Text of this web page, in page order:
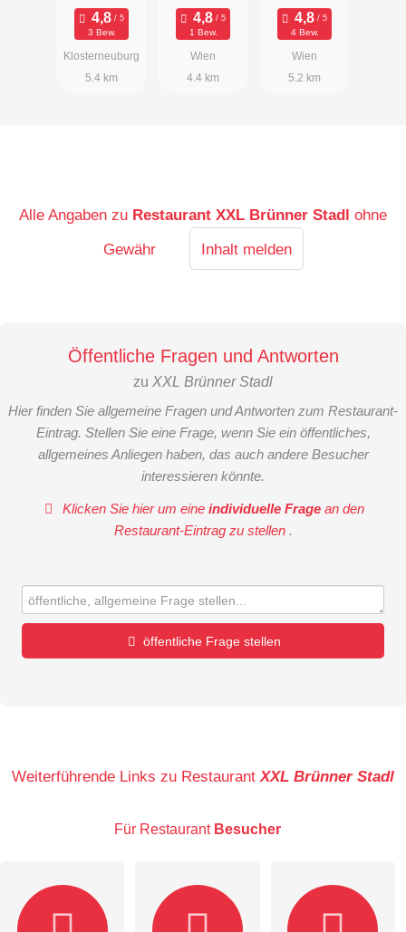
3 Bew.
Klosterneuburg
5.4 km
1 Bew.
Wien
4.4 km
4 Bew.
Wien
5.2 km
Alle Angaben zu Restaurant XXL Brünner Stadl ohne
Gewähr
Inhalt melden
Öffentliche Fragen und Antworten
zu XXL Brünner Stadl
Hier finden Sie allgemeine Fragen und Antworten zum Restaurant-
Eintrag. Stellen Sie eine Frage, wenn Sie ein öffentliches,
allgemeines Anliegen haben, das auch andere Besucher
interessieren könnte.
Klicken Sie hier um eineindividuelle Frage an den
Restaurant-Eintrag zu stellen .
öffentliche Frage stellen
E-Mail-Adresse (wird nicht veröffentlicht)
Weiterführende Links zu RestaurantXXL Brünner Stadl
Für Restaurant Besucher